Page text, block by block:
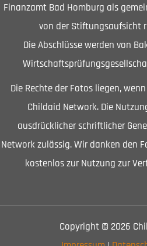
Finanzamt Bad Homburg als
von der Stiftungsaufsicht
Die Abschlüsse werden von
Die Rechte der Fotos liegen,
Childaid Network. Die
ausdrücklicher schriftlicher
Network zulässig. Wir danken den
kostenlos zur Nutzung zur
Copyright © 2026